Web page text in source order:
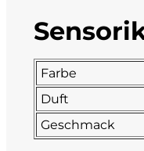
Farbe
Duft
Geschmack
Fonzone
Fradiles